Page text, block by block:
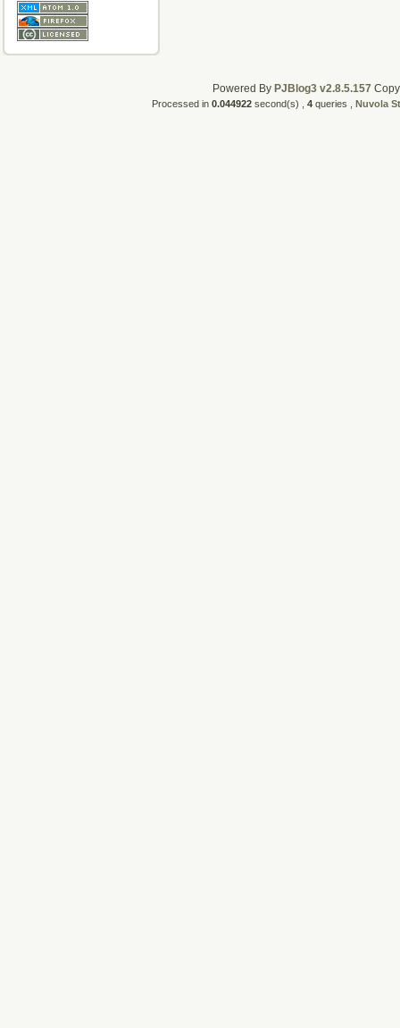
Powered By PJBlog3 v2.8.5.157
Processed in 0.044922 second(s) , 4 queries , Nuvola